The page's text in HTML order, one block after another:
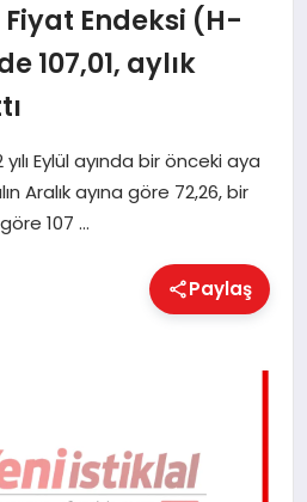
Endeksi (H-
107,01, aylık
Eylül ayında bir önceki aya
Aralık ayına göre 72,26, bir
107 …
Paylaş